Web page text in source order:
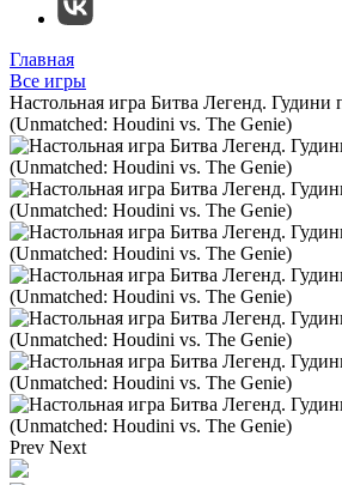
Главная
Все игры
Настольная игра Битва Легенд.
(Unmatched: Houdini vs. The Genie)
Prev Next